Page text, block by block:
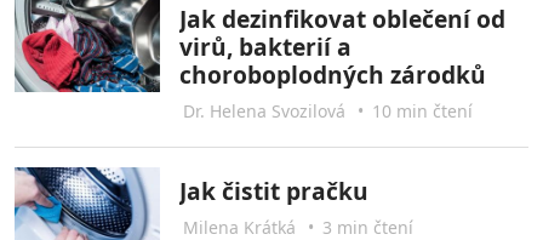
Jak dezinfikovat oblečení od
virů, bakterií a
choroboplodných zárodků
Dr. Helena Svozilová • 10 min čtení
Jak čistit pračku
Milena Krátká • 3 min čtení